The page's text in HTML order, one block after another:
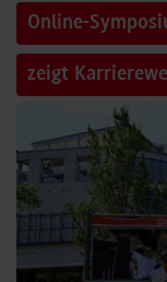
Online-
zeigt